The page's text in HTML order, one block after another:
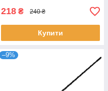
218 ₴ 240 ₴
Купити
–9%